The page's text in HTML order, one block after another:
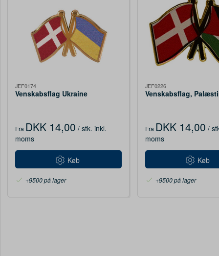
JEF0174
Venskabsflag Ukraine
Fra DKK 14,00 / stk. inkl.
moms
Køb
+9500 på lager
JEF0226
Venskabsflag,
Fra DKK 14,00 /
moms
Køb
+9500 på lager